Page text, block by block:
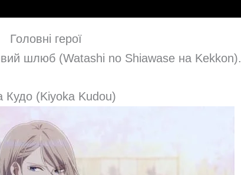
Головні герої
шлюб (Watashi no Shiawase на Kekkon).
Кудо (Kiyoka Kudou)